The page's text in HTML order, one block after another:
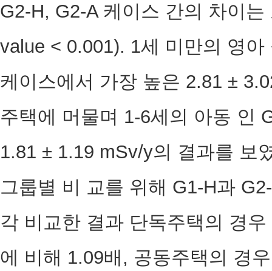
G2-H, G2-A 케이스 간의 차이
value < 0.001). 1세 미만의 영
케이스에서 가장 높은 2.81 ±
주택에 머물며 1-6세의 아동 인
1.81 ± 1.19 mSv/y의 결과를 보
그룹별 비 교를 위해 G1-H과
각 비교한 결과 단독주택의 경
에 비해 1.09배, 공동주택의 경